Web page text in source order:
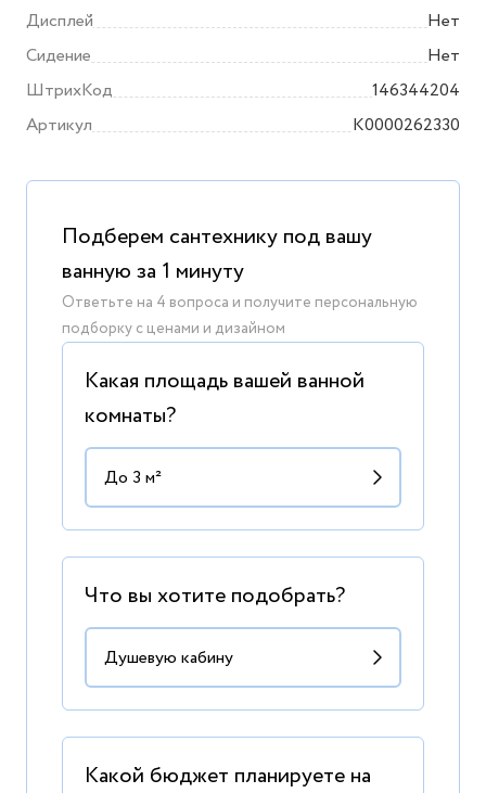
Дисплей
Нет
Сидение
Нет
ШтрихКод
146344204
Артикул
K0000262330
Подберем сантехнику под вашу
ванную за 1 минуту
Ответьте на 4 вопроса и получите персональную
подборку с ценами и дизайном
Какая площадь вашей ванной
комнаты?
Что вы хотите подобрать?
Какой бюджет планируете на